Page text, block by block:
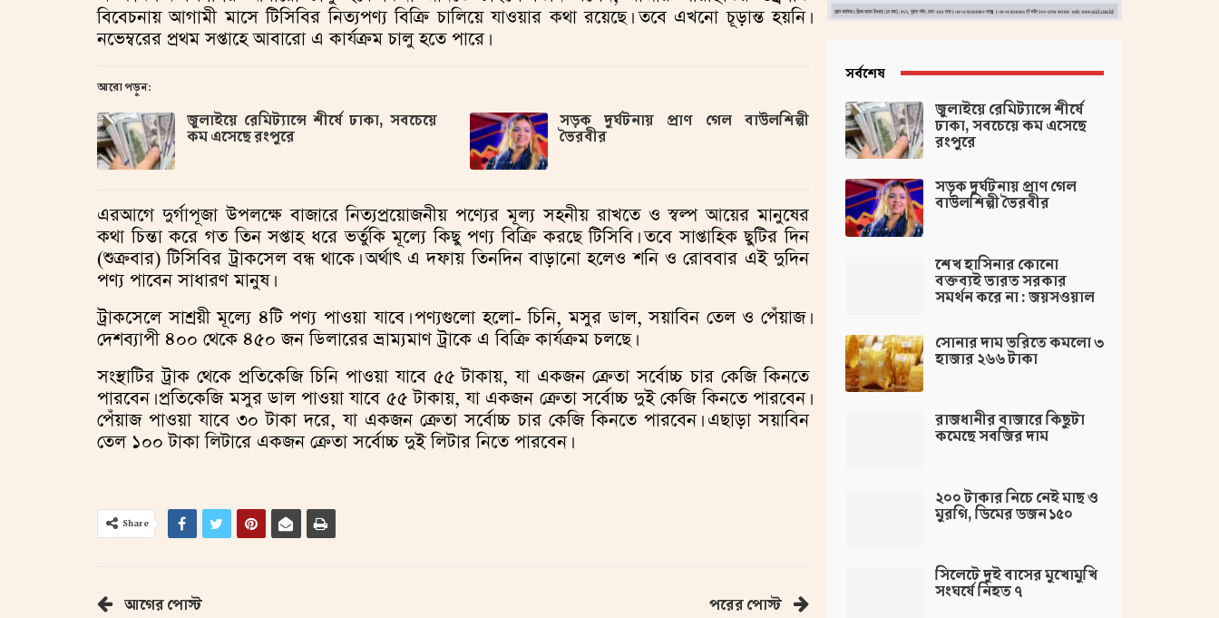
বিবেচনায় আগামী মাসে টিসিবির নিত্যপণ্য বিক্রি চালিয়ে যাওয়ার কথা রয়েছে। তবে এখনো চূড়ান্ত হয়নি।
নভেম্বরের প্রথম সপ্তাহে আবারো এ কার্যক্রম চালু হতে পারে।
আরো পড়ুন:
জুলাইয়ে রেমিট্যান্সে শীর্ষে ঢাকা, সবচেয়ে
কম এসেছে রংপুরে
সড়ক দুর্ঘটনায় প্রাণ গেল বাউলশিল্পী
ভৈরবীর
এরআগে দুর্গাপূজা উপলক্ষে বাজারে নিত্যপ্রয়োজনীয় পণ্যের মূল্য সহনীয় রাখতে ও স্বল্প আয়ের মানুষের
কথা চিন্তা করে গত তিন সপ্তাহ ধরে ভর্তুকি মূল্যে কিছু পণ্য বিক্রি করছে টিসিবি। তবে সাপ্তাহিক ছুটির দিন
(শুক্রবার) টিসিবির ট্রাকসেল বন্ধ থাকে। অর্থাৎ এ দফায় তিনদিন বাড়ানো হলেও শনি ও রোববার এই দুদিন
পণ্য পাবেন সাধারণ মানুষ।
ট্রাকসেলে সাশ্রয়ী মূল্যে ৪টি পণ্য পাওয়া যাবে। পণ্যগুলো হলো- চিনি, মসুর ডাল, সয়াবিন তেল ও পেঁয়াজ।
দেশব্যাপী ৪০০ থেকে ৪৫০ জন ডিলারের ভ্রাম্যমাণ ট্রাকে এ বিক্রি কার্যক্রম চলছে।
সংস্থাটির ট্রাক থেকে প্রতিকেজি চিনি পাওয়া যাবে ৫৫ টাকায়, যা একজন ক্রেতা সর্বোচ্চ চার কেজি কিনতে
পারবেন। প্রতিকেজি মসুর ডাল পাওয়া যাবে ৫৫ টাকায়, যা একজন ক্রেতা সর্বোচ্চ দুই কেজি কিনতে পারবেন।
পেঁয়াজ পাওয়া যাবে ৩০ টাকা দরে, যা একজন ক্রেতা সর্বোচ্চ চার কেজি কিনতে পারবেন। এছাড়া সয়াবিন
তেল ১০০ টাকা লিটারে একজন ক্রেতা সর্বোচ্চ দুই লিটার নিতে পারবেন।
Share
আগের পোস্ট পরের পোস্ট
সর্বশেষ
জুলাইয়ে রেমিট্যান্সে শীর্ষে
ঢাকা, সবচেয়ে কম এসেছে
রংপুরে
সড়ক দুর্ঘটনায় প্রাণ গেল
বাউলশিল্পী ভৈরবীর
‌শেখ হাসিনার কোনো
বক্তব্যই ভারত সরকার
সমর্থন করে না : জয়সওয়াল
সোনার দাম ভরিতে কমলো ৩
হাজার ২৬৬ টাকা
রাজধানীর বাজারে কিছুটা
কমেছে সবজির দাম
২০০ টাকার নিচে নেই মাছ ও
মুরগি, ডিমের ডজন ১৫০
সিলেটে দুই বাসের মুখোমুখি
সংঘর্ষে নিহত ৭